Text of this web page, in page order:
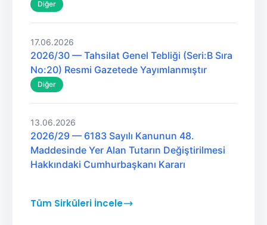
Diğer
17.06.2026
2026/30 — Tahsilat Genel Tebliği (Seri:B Sıra
No:20) Resmi Gazetede Yayımlanmıştır
Diğer
13.06.2026
2026/29 — 6183 Sayılı Kanunun 48.
Maddesinde Yer Alan Tutarın Değiştirilmesi
Hakkındaki Cumhurbaşkanı Kararı
Tüm Sirküleri İncele